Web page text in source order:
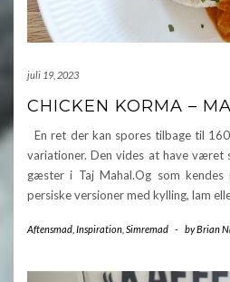
juli 19, 2023
CHICKEN KORMA –
En ret der kan spores tilbage til
variationer. Den vides at have været
gæster i Taj Mahal.Og som
persiske versioner med kylling, lam
Aftensmad Inspiration Simremad - byBrian